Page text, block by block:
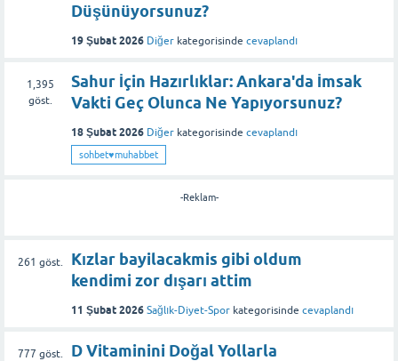
Düşünüyorsunuz?
19 Şubat 2026 Diğer kategorisinde cevaplandı
1,395
göst.
Sahur İçin Hazırlıklar: Ankara'da İmsak
Vakti Geç Olunca Ne Yapıyorsunuz?
18 Şubat 2026 Diğer kategorisinde cevaplandı
sohbet♥️muhabbet
-Reklam-
261 göst.
Kızlar bayilacakmis gibi oldum
kendimi zor dışarı attim
11 Şubat 2026 Sağlık-Diyet-Spor kategorisinde cevaplandı
777 göst.
D Vitaminini Doğal Yollarla